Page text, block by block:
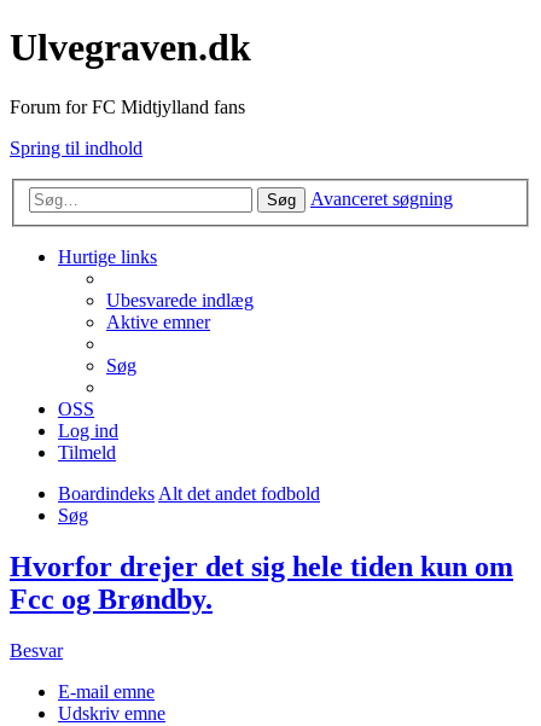
Ulvegraven.dk
Forum for FC Midtjylland fans
Spring til indhold
Søg Avanceret søgning
Hurtige links
Ubesvarede indlæg
Aktive emner
Søg
OSS
Log ind
Tilmeld
BoardindeksAlt det andet fodbold
Søg
Hvorfor drejer det sig hele tiden kun om
Fcc og Brøndby.
Besvar
E-mail emne
Udskriv emne